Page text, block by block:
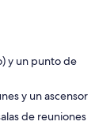
y un punto de
y un ascensor
de reuniones